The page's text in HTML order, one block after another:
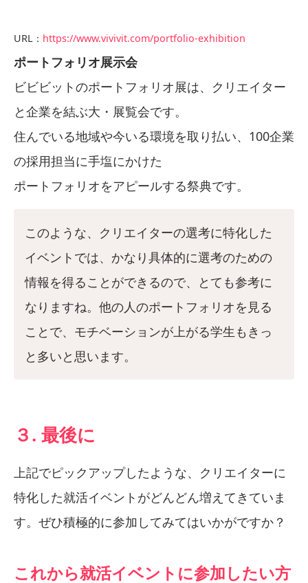
URL： https://www.vivivit.com/portfolio-exhibition
ポートフォリオ展示会
ビビビットのポートフォリオ展は、クリエイター
と企業を結ぶ大・展覧会です。
住んでいる地域や今いる環境を取り払い、100企業
の採用担当に手塩にかけた
ポートフォリオをアピールする祭典です。
このような、クリエイターの選考に特化した
イベントでは、かなり具体的に選考のための
情報を得ることができるので、とても参考に
なりますね。他の人のポートフォリオを見る
ことで、モチベーションが上がる学生もきっ
と多いと思います。
３. 最後に
上記でピックアップしたような、クリエイターに
特化した就活イベントがどんどん増えてきていま
す。ぜひ積極的に参加してみてはいかがですか？
これから就活イベントに参加したい方